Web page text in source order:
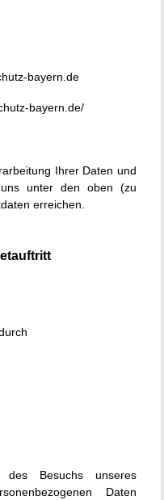
bayern.de
bayern.de/
Ihrer Daten und
unter den oben (zu
erreichen.
Besuchs unseres
Daten